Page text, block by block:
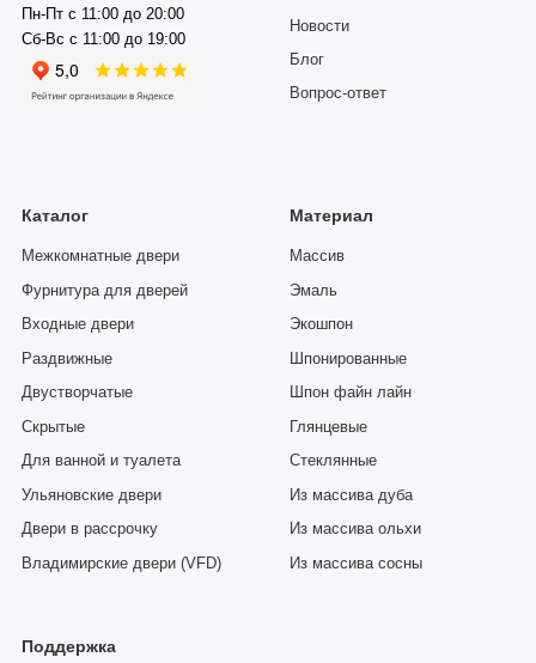
Пн-Пт с 11:00 до 20:00
Сб-Вс с 11:00 до 19:00
Новости
Блог
Вопрос-ответ
Каталог
Межкомнатные двери
Фурнитура для дверей
Входные двери
Раздвижные
Двустворчатые
Скрытые
Для ванной и туалета
Ульяновские двери
Двери в рассрочку
Владимирские двери (VFD)
Материал
Массив
Эмаль
Экошпон
Шпонированные
Шпон файн лайн
Глянцевые
Стеклянные
Из массива дуба
Из массива ольхи
Из массива сосны
Поддержка